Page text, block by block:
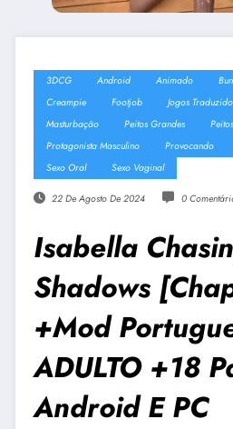
3DCG Android Animado
Creampie
Footjob Jogos
Masturbação
Peitos Grandes
Protagonista Masculino
Provocando
Sexo Oral
Sexo Vaginal
22 De Agosto De 2024 0
Isabella
Shadows
+Mod
ADULTO +18
Android E PC